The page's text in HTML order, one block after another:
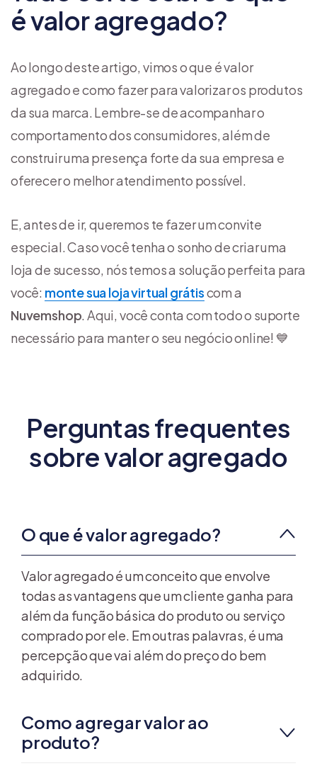
é valor agregado?
Ao longo deste artigo, vimos o que é valor
agregado e como fazer para valorizar os produtos
da sua marca. Lembre-se de acompanhar o
comportamento dos consumidores, além de
construir uma presença forte da sua empresa e
oferecer o melhor atendimento possível.
E, antes de ir, queremos te fazer um convite
especial. Caso você tenha o sonho de criar uma
loja de sucesso, nós temos a solução perfeita para
você: monte sua loja virtual grátiscom a
Nuvemshop. Aqui, você conta com todo o suporte
necessário para manter o seu negócio online! 💙
Perguntas frequentes
sobre valor agregado
O que é valor agregado?
Valor agregado é um conceito que envolve
todas as vantagens que um cliente ganha para
além da função básica do produto ou serviço
comprado por ele. Em outras palavras, é uma
percepção que vai além do preço do bem
adquirido.
Como agregar valor ao
produto?